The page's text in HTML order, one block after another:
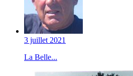
3 juillet 2021
La Belle...